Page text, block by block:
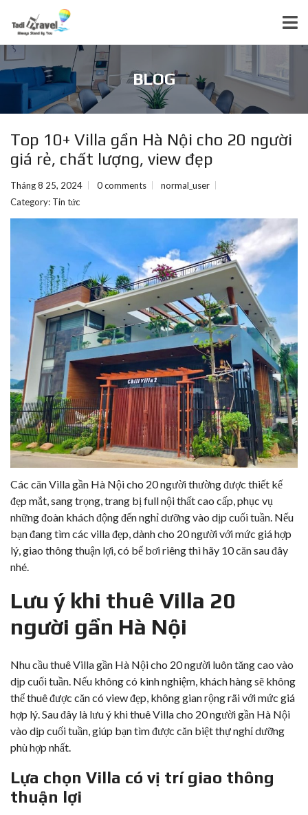
BLOG
Top 10+ Villa gần Hà Nội cho 20 người
giá rẻ, chất lượng, view đẹp
Tháng 8 25, 2024 0 comments
normal_user
Category: Tin tức
Các căn Villa gần Hà Nội cho 20 người thường được thiết kế
đẹp mắt, sang trọng, trang bị full nội thất cao cấp, phục vụ
những đoàn khách động đến nghỉ dưỡng vào dịp cuối tuần. Nếu
bạn đang tìm các villa đẹp, dành cho 20 người với mức giá hợp
lý, giao thông thuận lợi, có bể bơi riêng thì hãy 10 căn sau đây
nhé.
Lưu ý khi thuê Villa 20
người gần Hà Nội
Nhu cầu thuê Villa gần Hà Nội cho 20 người luôn tăng cao vào
dịp cuối tuần. Nếu không có kinh nghiệm, khách hàng sẽ không
thể thuê được căn có view đẹp, không gian rộng rãi với mức giá
hợp lý. Sau đây là lưu ý khi thuê Villa cho 20 người gần Hà Nội
vào dịp cuối tuần, giúp bạn tìm được căn biệt thự nghỉ dưỡng
phù hợp nhất.
Lựa chọn Villa có vị trí giao thông
thuận lợi